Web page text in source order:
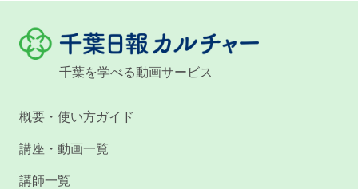
千葉を学べる動画サービス
概要・使い方ガイド
講座・動画一覧
講師一覧